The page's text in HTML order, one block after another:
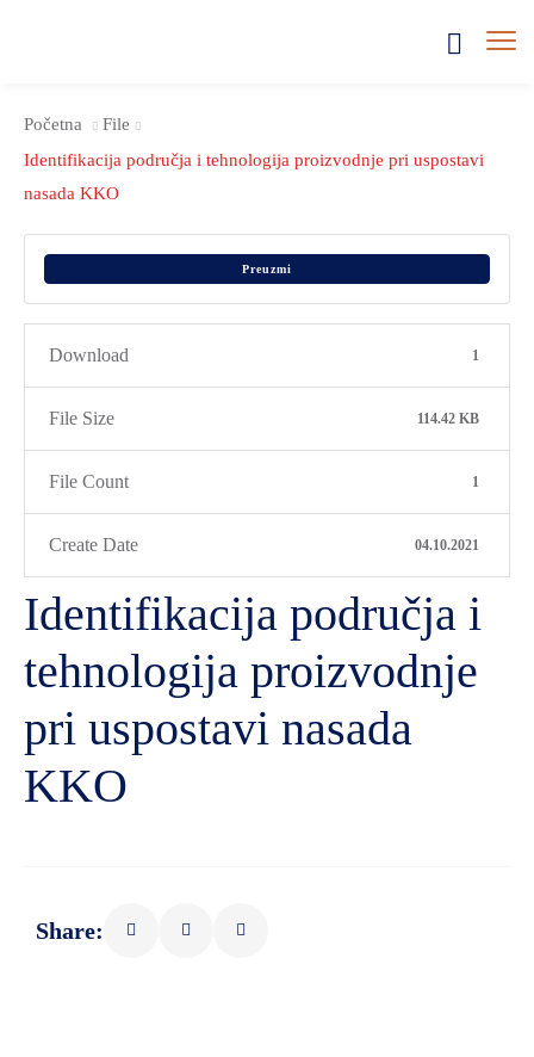
Početna
File
Identifikacija područja i tehnologija proizvodnje pri uspostavi
nasada KKO
Preuzmi
Download 1
File Size 114.42 KB
File Count 1
Create Date 04.10.2021
Identifikacija područja i
tehnologija proizvodnje
pri uspostavi nasada
KKO
Share: